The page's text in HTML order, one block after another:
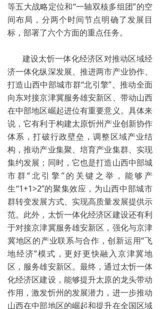
等五大战略定位和“一轴双核多组团”的空
间布局，分两个时间节点明确了发展目
标，部署了六个方面的重点任务。
建设太忻一体化经济区对推动区域经
济一体化纵深发展、推进两市产业协作、
打造山西中部城市群“北引擎”、推动全面
向东对接京津冀服务雄安新区、带动山西
在中部地区崛起进位有重要意义。具体来
说，它有利于构建太原忻州产业创新协作
体系，打破行政壁垒，调整区域产业结
构，推动产业集聚、培育产业集群、实现
集约发展；同时，它也是打造山西中部城
市群“北引擎”的关键之举，能够产
生“1+1>2”的聚集效应，为山西中部城市
群转变发展方式、实现高质量发展提供示
范。此外，太忻一体化经济区建设还有利
于对接京津冀服务雄安新区，强化与京津
冀地区的产业联系与合作，创新运用“飞
地经济”模式，更好更快融入京津冀地
区，服务雄安新区。最终，通过太忻一体
化经济区建设，能够提升太原的龙头带动
作用，激发忻州的发展潜力，进一步推动
山西在中部地区的崛起和提升在全国区域